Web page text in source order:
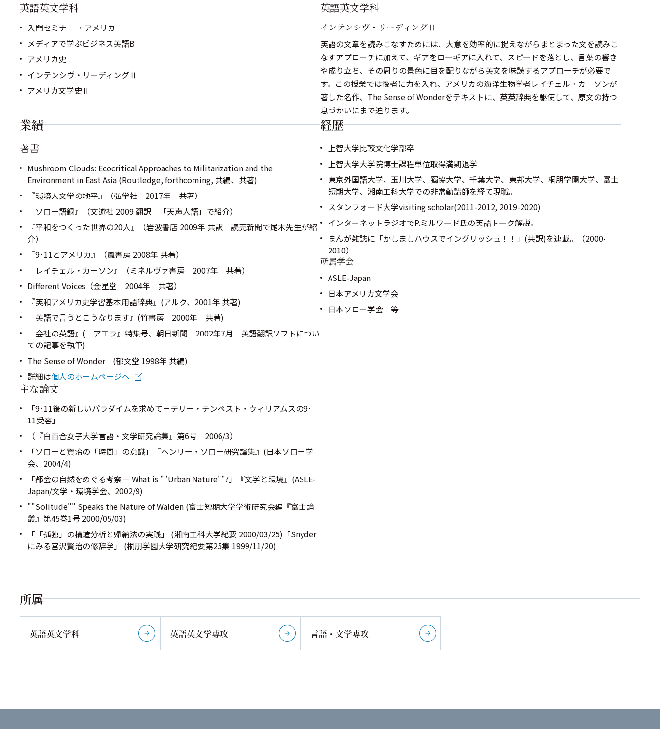
英語英文学科
入門セミナー ・アメリカ
メディアで学ぶビジネス英語B
アメリカ史
インテンシヴ・リーディングⅡ
アメリカ文学史Ⅱ
英語英文学科
インテンシヴ・リーディングⅡ
英語の文章を読みこなすためには、大意を効率的に捉えながらまとまった文を読みこ
なすアプローチに加えて、ギアをローギアに入れて、スピードを落とし、言葉の響き
や成り立ち、その周りの景色に目を配りながら英文を味読するアプローチが必要で
す。この授業では後者に力を入れ、アメリカの海洋生物学者レイチェル・カーソンが
著した名作、The Sense of Wonderをテキストに、英英辞典を駆使して、原文の持つ
息づかいにまで迫ります。
業績
著書
Mushroom Clouds: Ecocritical Approaches to Militarization and the
Environment in East Asia (Routledge, forthcoming, 共編、共著)
『環境人文学の地平』（弘学社 2017年 共著）
『ソロー語録』（文遊社 2009 翻訳 「天声人語」で紹介）
『平和をつくった世界の20人』（岩波書店 2009年 共訳 読売新聞で尾木先生が紹
介）
『9･11とアメリカ』（鳳書房 2008年 共著）
『レイチェル・カーソン』（ミネルヴァ書房 2007年 共著）
Different Voices（金星堂 2004年 共著）
『英和アメリカ史学習基本用語辞典』(アルク、2001年 共著)
『英語で言うとこうなります』(竹書房 2000年 共著)
『会社の英語』(『アエラ』特集号、朝日新聞 2002年7月 英語翻訳ソフトについ
ての記事を執筆)
The Sense of Wonder (郁文堂 1998年 共編)
詳細は個人のホームページへ
主な論文
「9･11後の新しいパラダイムを求めて－テリー・テンペスト・ウィリアムスの9･
11受容」
（『白百合女子大学言語・文学研究論集』第6号 2006/3）
「ソローと賢治の「時間」の意識」『ヘンリー・ソロー研究論集』(日本ソロー学
会、2004/4)
「都会の自然をめぐる考察－ What is ""Urban Nature""?」『文学と環境』(ASLE-
Japan/文学・環境学会、2002/9)
""Solitude"" Speaks the Nature of Walden (富士短期大学学術研究会編『富士論
叢』第45巻1号 2000/05/03)
「「孤独」の構造分析と帰納法の実践」 (湘南工科大学紀要 2000/03/25)「Snyder
にみる宮沢賢治の修辞学」 (桐朋学園大学研究紀要第25集 1999/11/20)
経歴
上智大学比較文化学部卒
上智大学大学院博士課程単位取得満期退学
東京外国語大学、玉川大学、獨協大学、千葉大学、東邦大学、桐朋学園大学、富士
短期大学、湘南工科大学での非常勤講師を経て現職。
スタンフォード大学visiting scholar(2011-2012, 2019-2020)
インターネットラジオでP.ミルワード氏の英語トーク解説。
まんが雑誌に「かしましハウスでイングリッシュ！！」(共訳)を連載。（2000-
2010）
所属学会
ASLE-Japan
日本アメリカ文学会
日本ソロー学会 等
所属
英語英文学科 英語英文学専攻 言語・文学専攻